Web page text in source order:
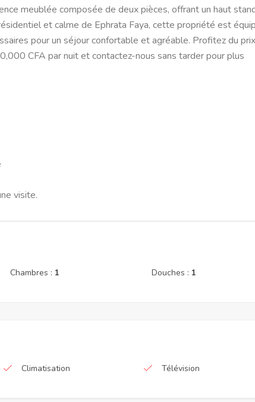
meublée composée de deux pièces, offrant un haut
et calme de Ephrata Faya, cette propriété est
pour un séjour confortable et agréable. Profitez du prix
CFA par nuit et contactez-nous sans tarder pour plus
visite.
Chambres : 1 Douches : 1
Climatisation Télévision